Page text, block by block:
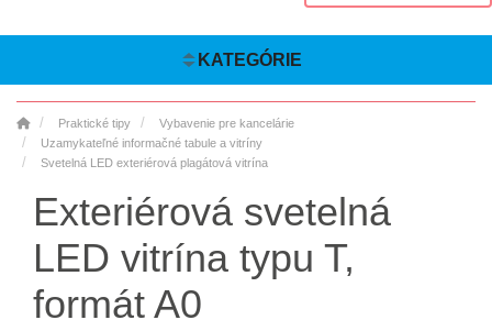
KATEGÓRIE
Praktické tipy
Vybavenie pre kancelárie
Uzamykateľné informačné tabule a vitríny
Svetelná LED exteriérová plagátová vitrína
Exteriérová svetelná
LED vitrína typu T,
formát A0